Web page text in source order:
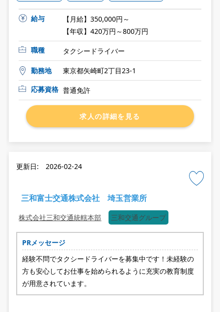
給与
【月給】350,000円～
【年収】420万円～800万円
職種
タクシードライバー
勤務地
東京都矢崎町2丁目23-1
応募資格 普通免許
求人の詳細を見る
更新日: 2026-02-24
三和富士交通株式会社 埼玉営業所
株式会社三和交通統轄本部 三和交通グループ
PRメッセージ
経験不問でタクシードライバーを募集中です！未経験の
方も安心してお仕事を始められるように充実の教育制度
が用意されています。